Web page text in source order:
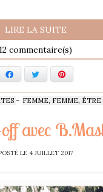
LIRE LA SUITE
12
FacebookTwitter
- FEMME, FEMME,
off avec
LE 4 JUILLET 2017